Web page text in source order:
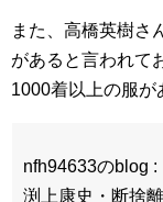
また、高橋英樹さ
があると言われて
1000着以上の服が
nfh94633のblog :
渕上康史・断捨